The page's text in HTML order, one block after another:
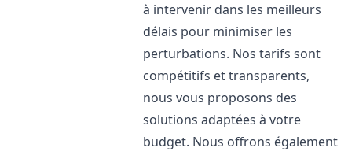
à intervenir dans les meilleurs
délais pour minimiser les
perturbations. Nos tarifs sont
compétitifs et transparents,
nous vous proposons des
solutions adaptées à votre
budget. Nous offrons également